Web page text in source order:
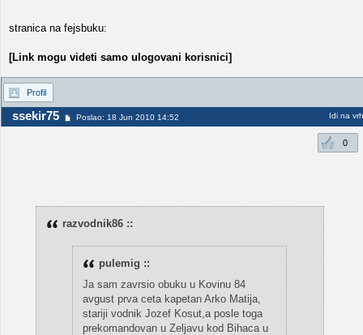
stranica na fejsbuku:
[Link mogu videti samo ulogovani korisnici]
Profil
ssekir75 Poslao: 18 Jun 2010 14:52 Idi na vrh
0
razvodnik86 ::
pulemig ::
Ja sam zavrsio obuku u Kovinu 84
avgust prva ceta kapetan Arko Matija,
stariji vodnik Jozef Kosut,a posle toga
prekomandovan u Zeljavu kod Bihaca u